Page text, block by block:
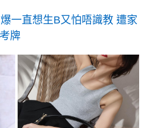
一直想生B又怕唔識教 遭家
牌